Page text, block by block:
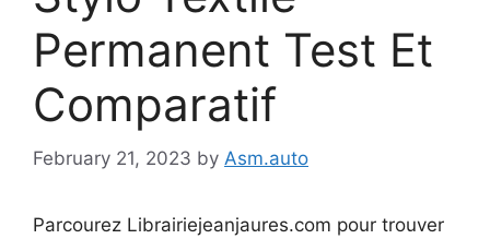
Permanent Test Et
Comparatif
February 21, 2023 by Asm.auto
Parcourez Librairiejeanjaures.com pour trouver